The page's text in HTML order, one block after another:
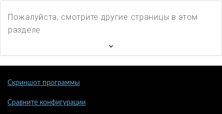
Пожалуйста, смотрите другие страницы в этом
разделе
Скриншот программы
Сравните конфигурации